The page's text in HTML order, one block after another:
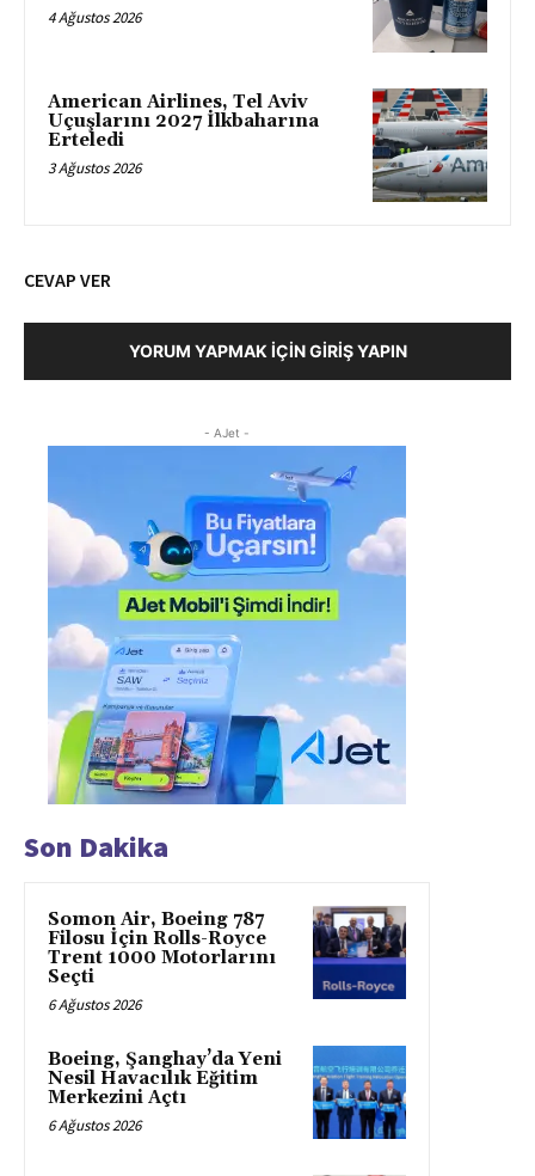
4 Ağustos 2026
American Airlines, Tel Aviv
Uçuşlarını 2027 İlkbaharına
Erteledi
3 Ağustos 2026
CEVAP VER
YORUM YAPMAK İÇIN GIRIŞ YAPIN
- AJet -
Son Dakika
Somon Air, Boeing 787
Filosu İçin Rolls-Royce
Trent 1000 Motorlarını
Seçti
6 Ağustos 2026
Boeing, Şanghay’da Yeni
Nesil Havacılık Eğitim
Merkezini Açtı
6 Ağustos 2026